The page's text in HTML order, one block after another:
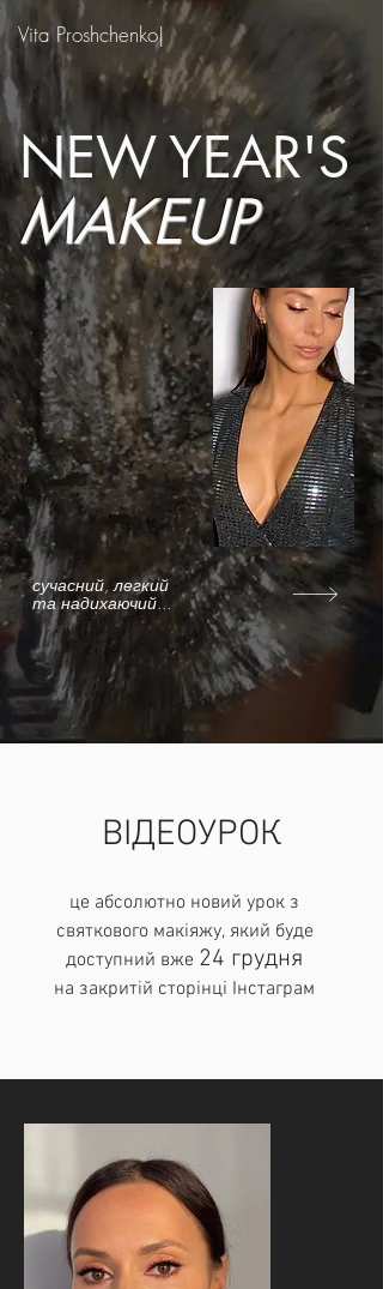
Vita Proshchenko|
NEW
MAKEUP
YEAR'S
сучасний, легкий
та надихаючий...
ВІДЕОУРОК
це абсолютно новий урок з
святкового макіяжу, який буде
доступний вже 24 грудня
на закритій сторінці Інстаграм